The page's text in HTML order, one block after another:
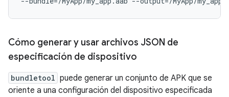
Cómo generar y usar archivos JSON de
especificación de dispositivo
bundletool puede generar un conjunto de APK que se
oriente a una configuración del dispositivo especificada